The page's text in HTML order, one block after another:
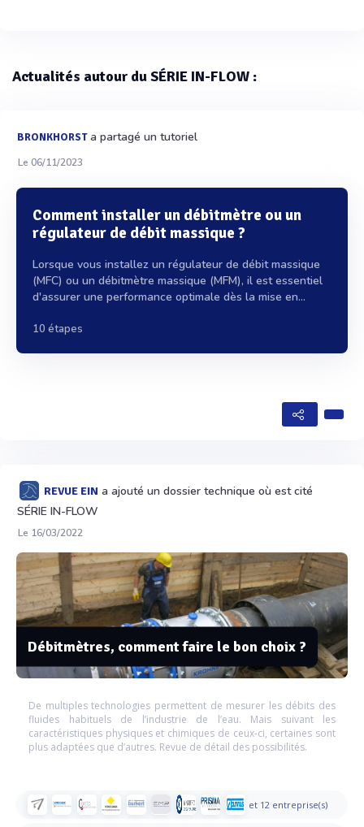
Actualités autour du SÉRIE IN-FLOW :
BRONKHORSTa partagé un tutoriel
Le 06/11/2023
Comment installer un débitmètre ou un
régulateur de débit massique ?
Lorsque vous installez un régulateur de débit massique
(MFC) ou un débitmètre massique (MFM), il est essentiel
d'assurer une performance optimale dès la mise en...
10 étapes
REVUE EIN a ajouté un dossier technique où est cité
SÉRIE IN-FLOW
Le 16/03/2022
Débitmètres, comment faire le bon choix ?
De multiples technologies permettent de mesurer les débits des
fluides habituels de l’industrie de l’eau. Mais suivant les
caractéristiques physiques et chimiques de ceux-ci, certaines sont
plus adaptées que d’autres. Revue de détail des possibilités.
et 12 entreprise(s)